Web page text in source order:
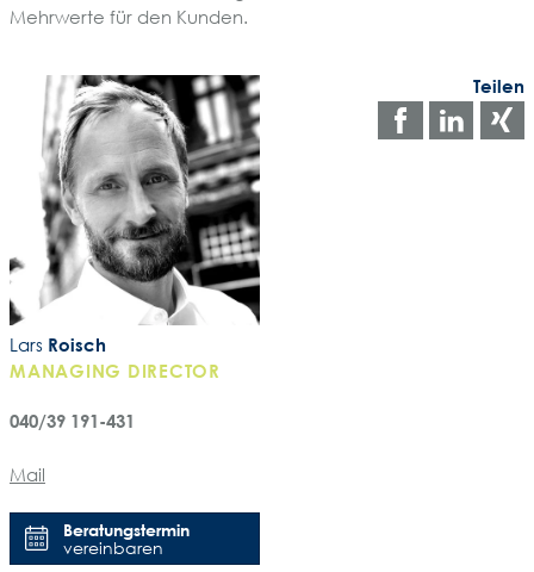
Mehrwerte für den Kunden.
Lars Roisch
MANAGING DIRECTOR
040/39 191-431
Mail
Beratungstermin
vereinbaren
Teilen
Auf
Auf